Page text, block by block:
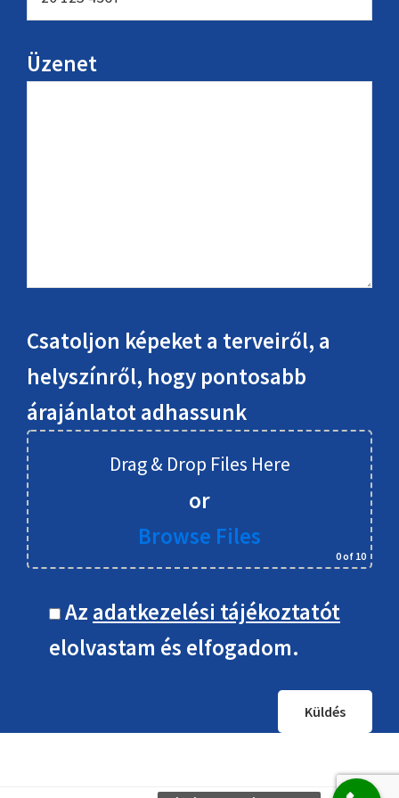
Üzenet
Csatoljon képeket a terveiről, a
helyszínről, hogy pontosabb
árajánlatot adhassunk
Drag & Drop Files Here
or
Browse Files
0of 10
Az adatkezelési tájékoztatót
elolvastam és elfogadom.